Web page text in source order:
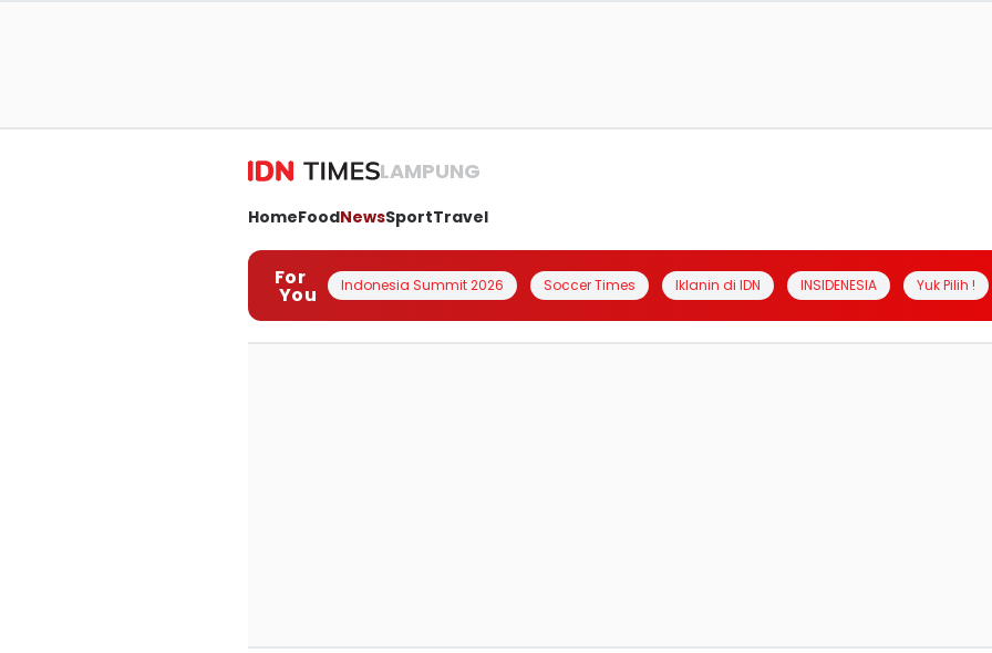
LAMPUNG
HomeFoodNewsSportTravel
For
You Indonesia Summit 2026 Soccer Times Iklanin di IDN INSIDENESIA Yuk Pilih !